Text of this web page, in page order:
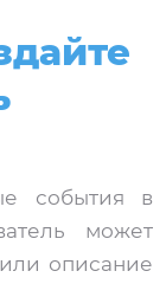
события в
может
описание